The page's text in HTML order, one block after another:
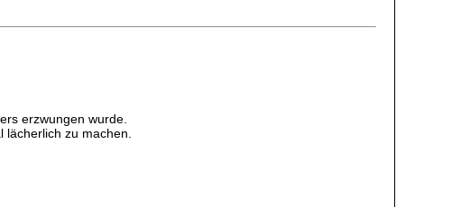
erzwungen wurde.
zu machen.